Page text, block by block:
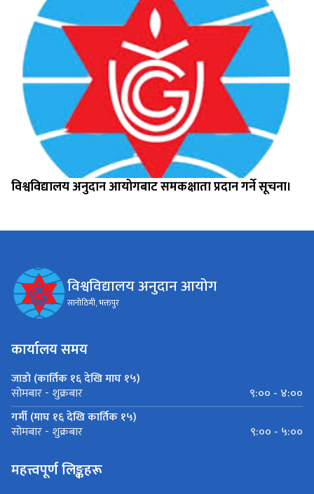
विश्वविद्यालय अनुदान आयोगबाट समकक्षाता प्रदान गर्ने सूचना।
विश्वविद्यालय अनुदान आयोग
सानोठिमी, भक्तपुर
कार्यालय समय
जाडो (कार्तिक १६ देखि माघ १५)
सोमबार - शुक्रबार
९:०० - ४:००
गर्मी (माघ १६ देखि कार्तिक १५)
सोमबार - शुक्रबार ९:०० - ५:००
महत्त्वपूर्ण लिङ्कहरू